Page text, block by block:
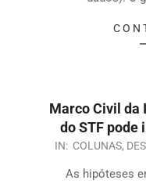
Marco Civil da
do STF pode
IN: COLUNAS,
As hipóteses